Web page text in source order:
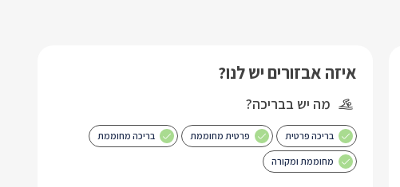
איזה אבזורים יש לנו?
מה יש בבריכה?
בריכה פרטית פרטית מחוממת בריכה מחוממת
מחוממת ומקורה